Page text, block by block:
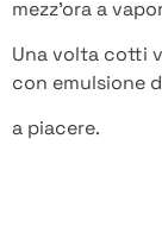
mezz’ora a
Una volta cotti
con emulsione
a piacere.